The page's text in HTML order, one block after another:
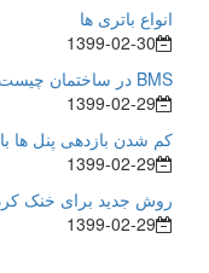
انواع باتری ها
1399-02-30
BMS در ساختمان چیست؟
1399-02-29
کم شدن بازدهی پنل ها
1399-02-29
روش جدید برای خنک
1399-02-29